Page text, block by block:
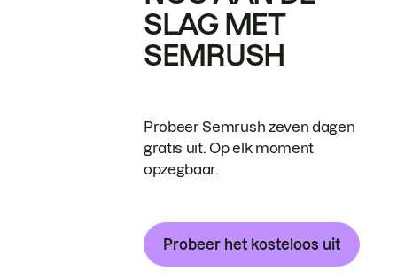
SLAG MET
SEMRUSH
Probeer Semrush zeven dagen
gratis uit. Op elk moment
opzegbaar.
Probeer het kosteloos uit